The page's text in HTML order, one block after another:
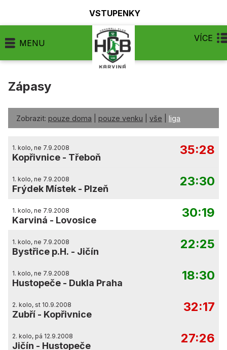
VSTUPENKY
MENU VÍCE
Zápasy
Zobrazit: pouze doma pouze venku vše liga
1. kolo, ne 7.9.2008
Kopřivnice - Třeboň
35:28
1. kolo, ne 7.9.2008
Frýdek Místek - Plzeň
23:30
1. kolo, ne 7.9.2008
Karviná - Lovosice
30:19
1. kolo, ne 7.9.2008
Bystřice p.H. - Jičín
22:25
1. kolo, ne 7.9.2008
Hustopeče - Dukla Praha
18:30
2. kolo, st 10.9.2008
Zubří - Kopřivnice
32:17
2. kolo, pá 12.9.2008
Jičín - Hustopeče
27:26